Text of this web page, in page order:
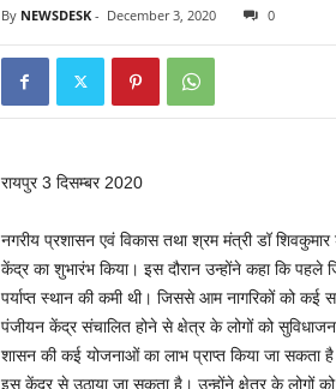
By NEWSDESK- December 3, 2020 0
रायपुर 3 दिसम्बर 2020
नगरीय प्रशासन एवं विकास तथा श्रम मंत्री डॉ
केंद्र का शुभारंभ किया। इस दौरान उन्होंने कहा कि
पर्याप्त स्थान की कमी थी। जिससे आम नागरिकों को
पंजीयन केंद्र संचालित होने से क्षेत्र के लोगों को
शासन की कई योजनाओं का लाभ प्राप्त किया जा सकता
इस केंद्र से उठाया जा सकता है। उन्होंने क्षेत्र के लोगों